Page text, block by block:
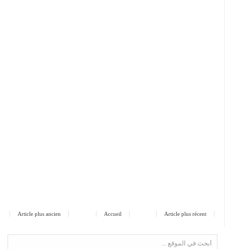
Article plus récent
Article plus ancien Accueil